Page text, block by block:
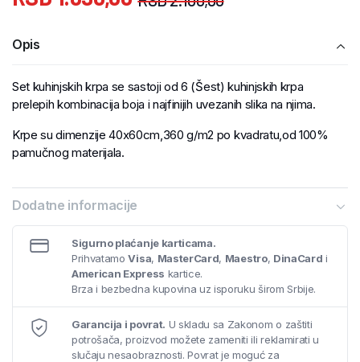
Opis
Set kuhinjskih krpa se sastoji od 6 (Šest) kuhinjskih krpa
prelepih kombinacija boja i najfinijih uvezanih slika na njima.
Krpe su dimenzije 40x60cm,360 g/m2 po kvadratu,od 100%
pamučnog materijala.
Dodatne informacije
Sigurno plaćanje karticama.
PrihvatamoVisa, MasterCard, Maestro, DinaCard i
American Express kartice.
Brza i bezbedna kupovina uz isporuku širom Srbije.
Garancija i povrat. U skladu sa Zakonom o zaštiti
potrošača, proizvod možete zameniti ili reklamirati u
slučaju nesaobraznosti. Povrat je moguć za